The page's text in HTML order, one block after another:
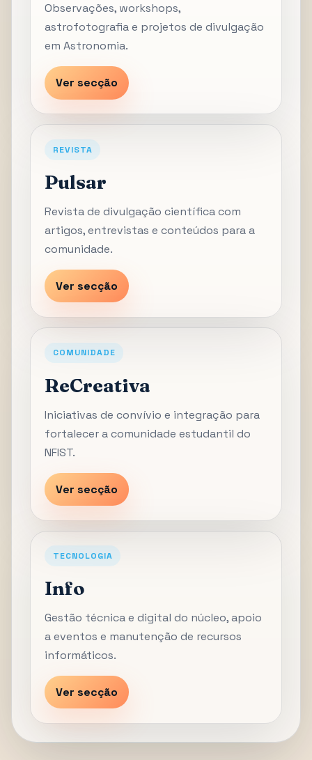
Observações, workshops,
astrofotografia e projetos de divulgação
em Astronomia.
Ver secção
REVISTA
Pulsar
Revista de divulgação científica com
artigos, entrevistas e conteúdos para a
comunidade.
Ver secção
COMUNIDADE
ReCreativa
Iniciativas de convívio e integração para
fortalecer a comunidade estudantil do
NFIST.
Ver secção
TECNOLOGIA
Info
Gestão técnica e digital do núcleo, apoio
a eventos e manutenção de recursos
informáticos.
Ver secção